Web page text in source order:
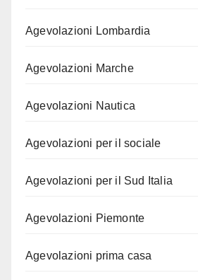
Agevolazioni Lombardia
Agevolazioni Marche
Agevolazioni Nautica
Agevolazioni per il sociale
Agevolazioni per il Sud Italia
Agevolazioni Piemonte
Agevolazioni prima casa